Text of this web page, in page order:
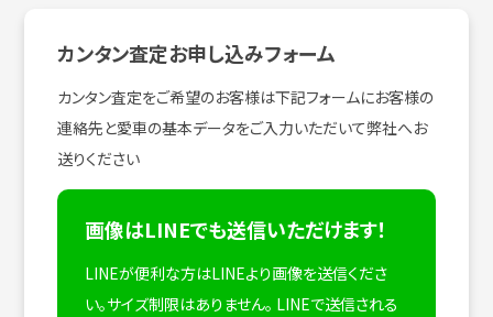
カンタン査定お申し込みフォーム
カンタン査定をご希望のお客様は下記フォームにお客様の
連絡先と愛車の基本データをご入力いただいて弊社へお
送りください
画像はLINEでも送信いただけます！
LINEが便利な方はLINEより画像を送信くださ
い。サイズ制限はありません。 LINEで送信される